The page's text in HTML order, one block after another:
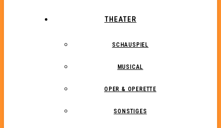
THEATER
SCHAUSPIEL
MUSICAL
OPER & OPERETTE
SONSTIGES